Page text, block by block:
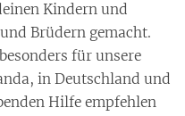
Kindern und
Brüdern gemacht.
für unsere
in Deutschland und
Hilfe empfehlen